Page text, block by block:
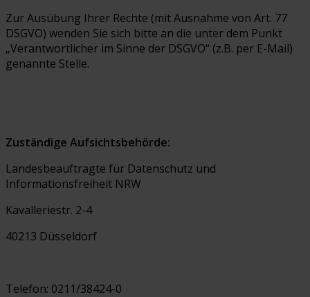
Zur Ausübung Ihrer Rechte (mit Ausnahme von Art. 77
DSGVO) wenden Sie sich bitte an die unter dem Punkt
„Verantwortlicher im Sinne der DSGVO“ (z.B. per E-Mail)
genannte Stelle.
Zuständige Aufsichtsbehörde:
Landesbeauftragte für Datenschutz und
Informationsfreiheit NRW
Kavalleriestr. 2-4
40213 Düsseldorf
Telefon: 0211/38424-0